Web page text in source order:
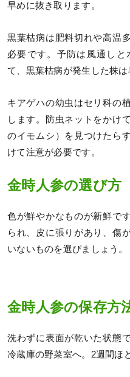
早めに抜き取ります。
黒葉枯病は肥料切れや高温
必要です。予防は風通し
て、黒葉枯病が発生した株は
キアゲハの幼虫はセリ科の
します。防虫ネットをかけ
のイモムシ）を見つけたら
けて注意が必要です。
金時人参の選び方
色が鮮やかなものが新鮮で
られ、皮に張りがあり、傷
いないものを選びましょう。
金時人参の保存方
洗わずに表面が乾いた状態
冷蔵庫の野菜室へ。2週間ほ